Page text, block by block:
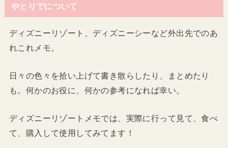
やとりでについて
ディズニーリゾート、ディズニーシーなど外出先でのあ
れこれメモ。
日々の色々を拾い上げて書き散らしたり、まとめたり
も。何かのお役に、何かの参考になれば幸い。
ディズニーリゾートメモでは、実際に行って見て、食べ
て、購入して使用してみてます！